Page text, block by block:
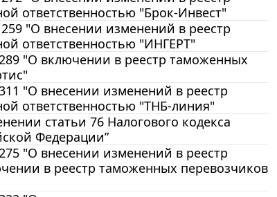
ответственностью "Брок-Инвест"
"О внесении изменений в реестр
ответственностью "ИНГЕРТ"
"О включении в реестр таможенных
"О внесении изменений в реестр
ответственностью "ТНБ-линия"
статьи 76 Налогового кодекса
Федерации”
"О внесении изменений в реестр
в реестр таможенных перевозчиков